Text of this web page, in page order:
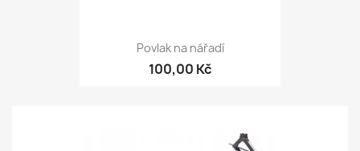
Povlak na nářadí
100,00 Kč